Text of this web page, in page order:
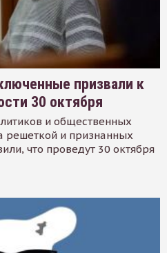
призвали к
30 октября
и общественных
решеткой и признанных
что проведут 30 октября